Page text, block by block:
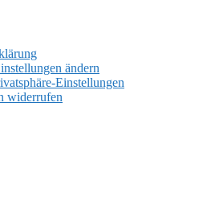
ändern
Einstellungen
widerrufen